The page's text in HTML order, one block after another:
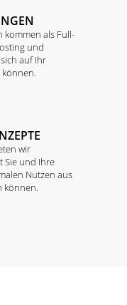
kommen als Full-
und
auf Ihr
können.
wir
Sie und Ihre
Nutzen aus
können.